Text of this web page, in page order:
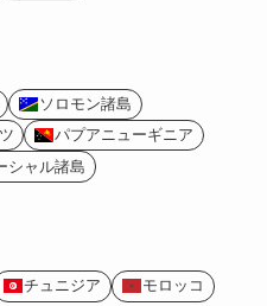
ソロモン諸島
パプアニューギニア
シャル諸島
チュニジア
モロッコ